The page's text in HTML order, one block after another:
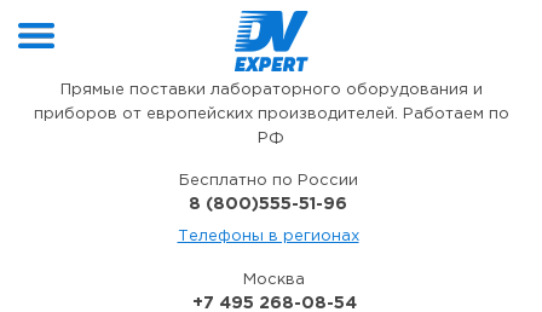
Прямые поставки лабораторного оборудования и
приборов от европейских производителей. Работаем по
РФ
Бесплатно по России
8 (800)555-51-96
Телефоны в регионах
Москва
+7 495 268-08-54